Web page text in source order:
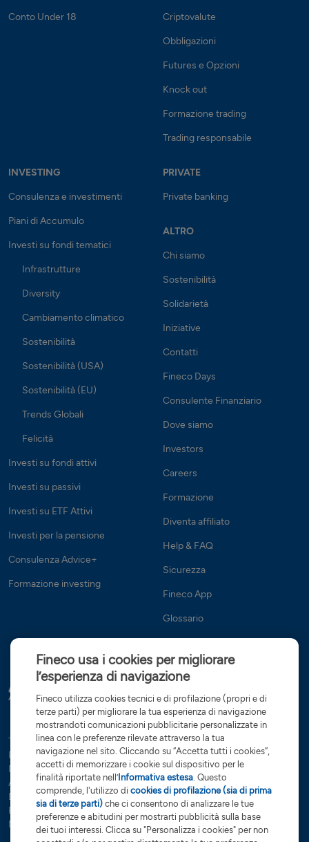
Conto Under 18 Criptovalute
Obbligazioni
Futures e Opzioni
Knock out
Formazione trading
Trading responsabile
INVESTING
Consulenza e investimenti
Piani di Accumulo
Investi su fondi tematici
Infrastrutture
Diversity
Cambiamento climatico
Sostenibilità
Sostenibilità (USA)
Sostenibilità (EU)
Trends Globali
Felicità
Investi su fondi attivi
Investi su passivi
Investi su ETF Attivi
Investi per la pensione
Consulenza Advice+
Formazione investing
PRIVATE
Private banking
ALTRO
Chi siamo
Sostenibilità
Solidarietà
Iniziative
Contatti
Fineco Days
Consulente Finanziario
Dove siamo
Investors
Careers
Formazione
Diventa affiliato
Help & FAQ
Sicurezza
Fineco App
Glossario
Tutte le condizioni Trasparenza Reclami e ricorsi
Rapporti dormienti
Dati Societari
Servizi di investimento
Preferenze cookies
Governance
Arbitro controversie finanziarie
Open Banking
Dichiarazione di accessibilità
Whistleblowing
Risoluzione bancaria
Sostenibilità (SFDR)
Glossario
Note Legali
Fineco usa i cookies per migliorare
l’esperienza di navigazione
Fineco utilizza cookies tecnici e di profilazione (propri e di
terze parti) per migliorare la tua esperienza di navigazione
mostrandoti comunicazioni pubblicitarie personalizzate in
linea con le preferenze rilevate attraverso la tua
navigazione nel sito. Cliccando su “Accetta tutti i cookies”,
accetti di memorizzare i cookie sul dispositivo per le
finalità riportate nell’Informativa estesa. Questo
comprende, l'utilizzo di cookies di profilazione (sia di prima
sia di terze parti)che ci consentono di analizzare le tue
preferenze e abitudini per mostrarti pubblicità sulla base
dei tuoi interessi. Clicca su "Personalizza i cookies" per non